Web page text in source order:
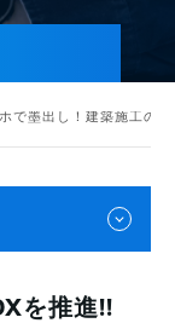
で墨出し！建築施工の
を推進!!